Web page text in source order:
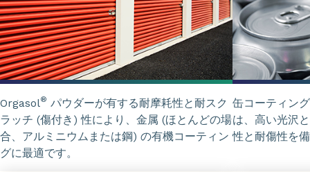
Orgasol® パウダーが有する耐摩耗性と耐スク
ラッチ (傷付き) 性により、金属 (ほとんどの場
合、アルミニウムまたは鋼) の有機コーティン
グに最適です。
缶コーティン
は、高い光沢
性と耐傷性を